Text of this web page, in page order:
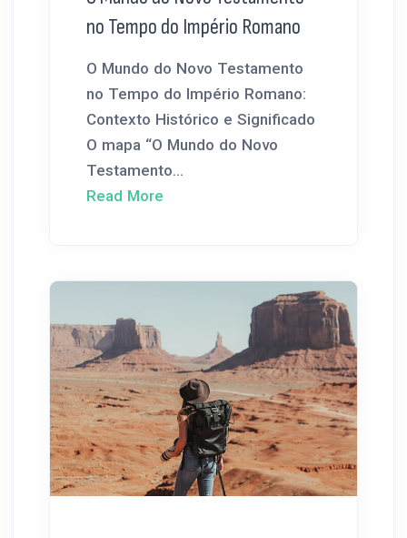
no Tempo do Império Romano
O Mundo do Novo Testamento
no Tempo do Império Romano:
Contexto Histórico e Significado
O mapa “O Mundo do Novo
Testamento...
Read More